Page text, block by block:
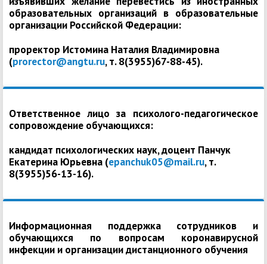
образовательных организаций в образовательные
организации Российской Федерации:
проректор Истомина Наталия Владимировна
(prorector@angtu.ru, т. 8(3955)67-88-45).
Ответственное лицо за психолого-педагогическое
сопровождение обучающихся:
кандидат психологических наук, доцент Панчук
Екатерина Юрьевна (epanchuk05@mail.ru, т.
8(3955)56-13-16).
Информационная поддержка сотрудников и
обучающихся по вопросам коронавирусной
инфекции и организации дистанционного обучения